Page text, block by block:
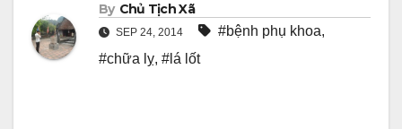
By Chủ Tịch Xã
SEP 24, 2014 #bệnh phụ khoa,
#chữa lỵ, #lá lốt